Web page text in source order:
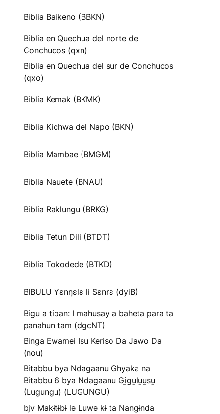
Biblia Baikeno (BBKN)
Biblia en Quechua del norte de
Conchucos (qxn)
Biblia en Quechua del sur de Conchucos
(qxo)
Biblia Kemak (BKMK)
Biblia Kichwa del Napo (BKN)
Biblia Mambae (BMGM)
Biblia Nauete (BNAU)
Biblia Raklungu (BRKG)
Biblia Tetun Dili (BTDT)
Biblia Tokodede (BTKD)
BIBULU Yɛnŋɛlɛ li Sɛnrɛ (dyiB)
Bigu a tipan: I mahusay a baheta para ta
panahun tam (dgcNT)
Binga Ewamei Isu Keriso Da Jawo Da
(nou)
Bitabbu bya Ndagaanu Ghyaka na
Bitabbu 6 bya Ndagaanu Gi̱gu̱lu̱u̱su̱
(Lugungu) (LUGUNGU)
bjv Makɨtɨbɨ lə Luwə kɨ ta Nangɨnda